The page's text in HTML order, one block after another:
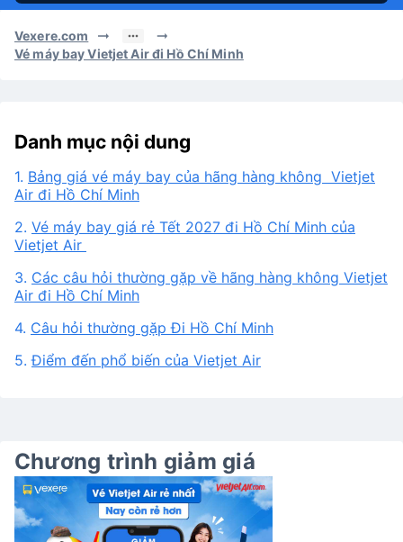
Vexere.com
Vé máy bay Vietjet Air đi Hồ Chí Minh
Danh mục nội dung
1. Bảng giá vé máy bay của hãng hàng không Vietjet
Air đi Hồ Chí Minh
2. Vé máy bay giá rẻ Tết 2027 đi Hồ Chí Minh của
Vietjet Air
3. Các câu hỏi thường gặp về hãng hàng không Vietjet
Air đi Hồ Chí Minh
4. Câu hỏi thường gặp Đi Hồ Chí Minh
5.Điểm đến phổ biến của Vietjet Air
Chương trình giảm giá